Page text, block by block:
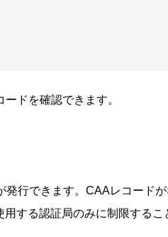
ドを確認できます。
行できます。CAAレコード
する認証局のみに制限するこ